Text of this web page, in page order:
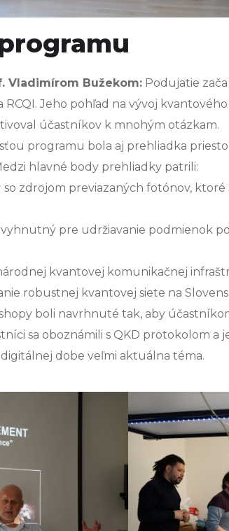
Vladimírom Bužekom: Podujatie
RCQI. Jeho pohľad na vývoj
účastníkov k mnohým otázkam.
programu bola aj prehliadka
hlavné body prehliadky patrili:
so zdrojom previazaných fotónov,
pre udržiavanie podmienok
kvantovej komunikačnej
robustnej kvantovej siete na
boli navrhnuté tak, aby
sa oboznámili s QKD protokolom a
dobe veľmi aktuálna téma.